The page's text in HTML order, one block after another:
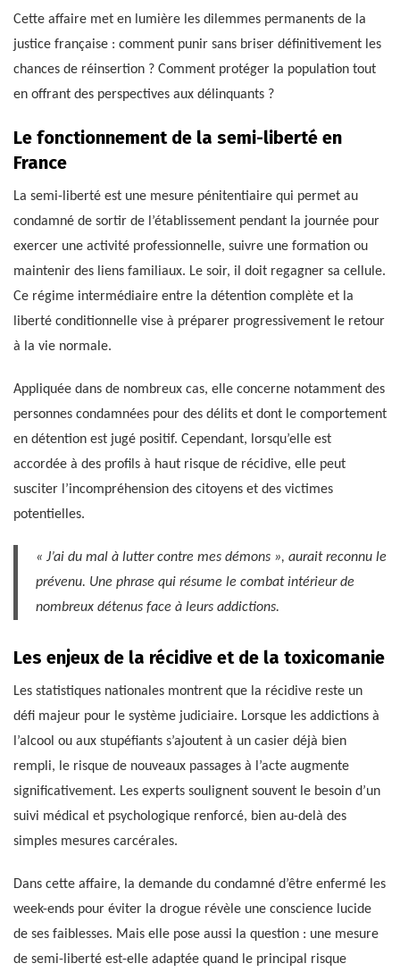
Cette affaire met en lumière les dilemmes permanents de la
justice française : comment punir sans briser définitivement les
chances de réinsertion ? Comment protéger la population tout
en offrant des perspectives aux délinquants ?
Le fonctionnement de la semi-liberté en
France
La semi-liberté est une mesure pénitentiaire qui permet au
condamné de sortir de l’établissement pendant la journée pour
exercer une activité professionnelle, suivre une formation ou
maintenir des liens familiaux. Le soir, il doit regagner sa cellule.
Ce régime intermédiaire entre la détention complète et la
liberté conditionnelle vise à préparer progressivement le retour
à la vie normale.
Appliquée dans de nombreux cas, elle concerne notamment des
personnes condamnées pour des délits et dont le comportement
en détention est jugé positif. Cependant, lorsqu’elle est
accordée à des profils à haut risque de récidive, elle peut
susciter l’incompréhension des citoyens et des victimes
potentielles.
« J’ai du mal à lutter contre mes démons », aurait reconnu le
prévenu. Une phrase qui résume le combat intérieur de
nombreux détenus face à leurs addictions.
Les enjeux de la récidive et de la toxicomanie
Les statistiques nationales montrent que la récidive reste un
défi majeur pour le système judiciaire. Lorsque les addictions à
l’alcool ou aux stupéfiants s’ajoutent à un casier déjà bien
rempli, le risque de nouveaux passages à l’acte augmente
significativement. Les experts soulignent souvent le besoin d’un
suivi médical et psychologique renforcé, bien au-delà des
simples mesures carcérales.
Dans cette affaire, la demande du condamné d’être enfermé les
week-ends pour éviter la drogue révèle une conscience lucide
de ses faiblesses. Mais elle pose aussi la question : une mesure
de semi-liberté est-elle adaptée quand le principal risque